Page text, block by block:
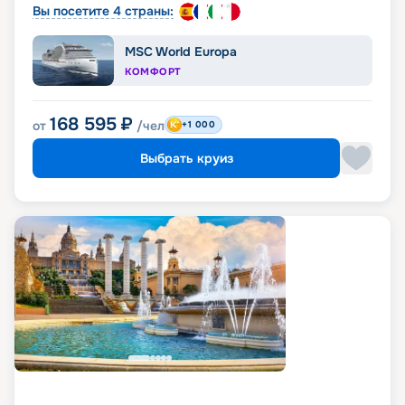
Вы посетите 4 страны:
MSC World Europa
КОМФОРТ
от 168 595 ₽ /чел +1 000
Выбрать круиз